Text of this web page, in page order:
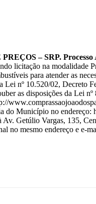
– SRP. Processo
licitação na
para atender as
nº 10.520/02, Decreto
as disposições da Lei
Município no endereço:
Getúlio Vargas, 135,
no mesmo endereço e e-